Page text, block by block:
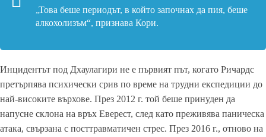
„Това беше периодът, в който започнах да пия, беше
алкохолизъм“, признава Кори.
Инцидентът под Дхаулагири не е първият път, когато Ричардс
претърпява психически срив по време на трудни експедиции до
най-високите върхове. През 2012 г. той беше принуден да
напусне склона на връх Еверест, след като преживява паническа
атака, свързана с посттравматичен стрес. През 2016 г., отново на